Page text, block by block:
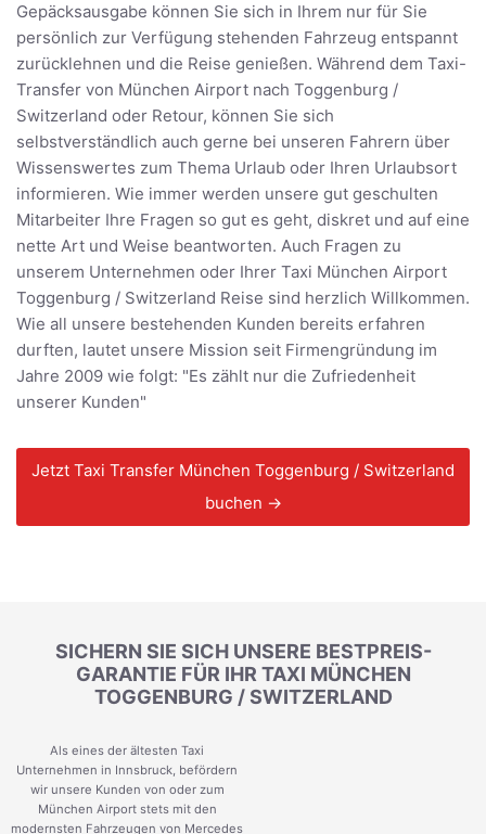
Gepäcksausgabe können Sie sich in Ihrem nur für Sie
persönlich zur Verfügung stehenden Fahrzeug entspannt
zurücklehnen und die Reise genießen. Während dem Taxi-
Transfer von München Airport nach Toggenburg /
Switzerland oder Retour, können Sie sich
selbstverständlich auch gerne bei unseren Fahrern über
Wissenswertes zum Thema Urlaub oder Ihren Urlaubsort
informieren. Wie immer werden unsere gut geschulten
Mitarbeiter Ihre Fragen so gut es geht, diskret und auf eine
nette Art und Weise beantworten. Auch Fragen zu
unserem Unternehmen oder Ihrer Taxi München Airport
Toggenburg / Switzerland Reise sind herzlich Willkommen.
Wie all unsere bestehenden Kunden bereits erfahren
durften, lautet unsere Mission seit Firmengründung im
Jahre 2009 wie folgt: "Es zählt nur die Zufriedenheit
unserer Kunden"
Jetzt Taxi Transfer München Toggenburg / Switzerland
buchen →
SICHERN SIE SICH UNSERE BESTPREIS-
GARANTIE FÜR IHR TAXI MÜNCHEN
TOGGENBURG / SWITZERLAND
Als eines der ältesten Taxi
Unternehmen in Innsbruck, befördern
wir unsere Kunden von oder zum
München Airport stets mit den
modernsten Fahrzeugen von Mercedes